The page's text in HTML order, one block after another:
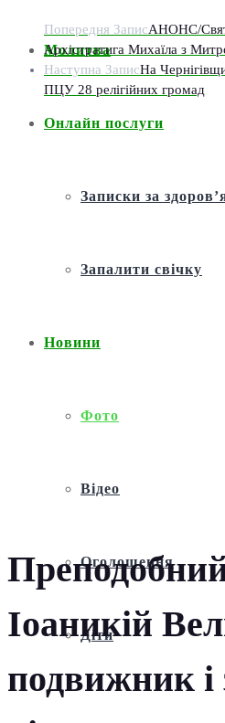
Молитва
Онлайн послуги
Записки за
Запалити свічку
Новини
Фото
Відео
Оголошення
Діти
Іоаникій
подвижник і
Попередня ЗаписАНОНС/
Архістратига Михаїла з
Наступна ЗаписНа
ПЦУ 28 релігійних громад